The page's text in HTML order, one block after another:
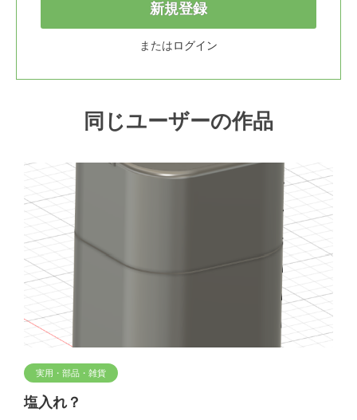
新規登録
またはログイン
同じユーザーの作品
実用・部品・雑貨
塩入れ？